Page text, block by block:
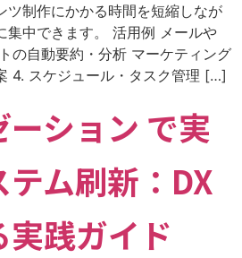
ツ制作にかかる時間を短縮しなが
集中できます。 活用例 メールや
の自動要約・分析 マーケティング
4. スケジュール・タスク管理 […]
ション で実
ム刷新：DX
践ガイド